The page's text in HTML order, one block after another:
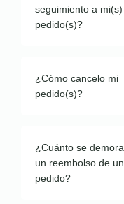
seguimiento a mi(s)
pedido(s)?
¿Cómo cancelo mi
pedido(s)?
¿Cuánto se demora
un reembolso de un
pedido?